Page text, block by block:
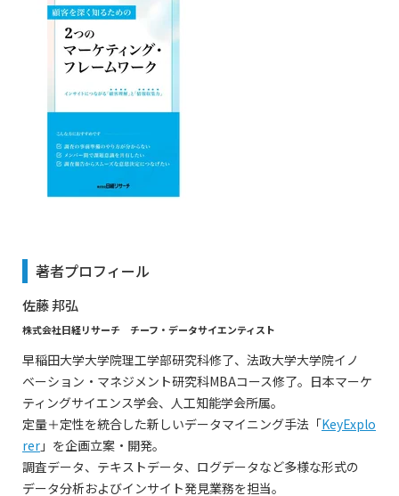
著者プロフィール
佐藤 邦弘
株式会社日経リサーチ チーフ・データサイエンティスト
早稲⽥⼤学⼤学院理⼯学部研究科修了、法政⼤学⼤学院イノ
ベーション・マネジメント研究科MBAコース修了。⽇本マーケ
ティングサイエンス学会、⼈⼯知能学会所属。
定量＋定性を統合した新しいデータマイニング手法「KeyExplo
rer 」を企画立案・開発。
調査データ、テキストデータ、ログデータなど多様な形式の
データ分析およびインサイト発見業務を担当。